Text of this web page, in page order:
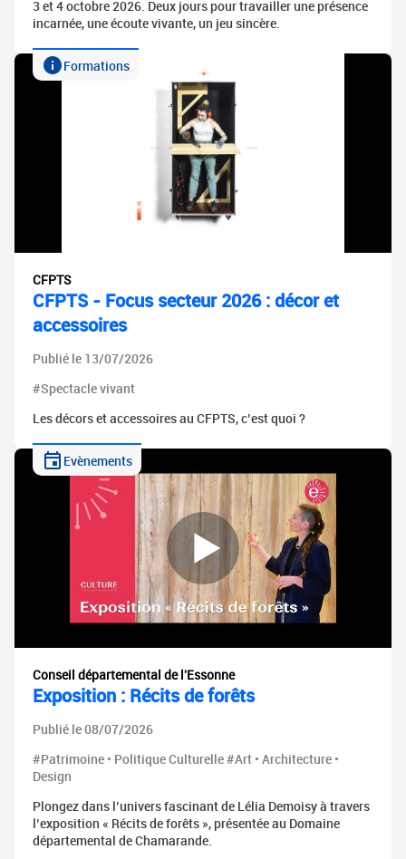
3 et 4 octobre 2026. Deux jours pour travailler une présence
incarnée, une écoute vivante, un jeu sincère.
Formations
CFPTS
CFPTS - Focus secteur 2026 : décor et
accessoires
Publié le 13/07/2026
#Spectacle vivant
Les décors et accessoires au CFPTS, c’est quoi ?
Evènements
Conseil départemental de l'Essonne
Exposition : Récits de forêts
Publié le 08/07/2026
#Patrimoine • Politique Culturelle #Art • Architecture •
Design
Plongez dans l’univers fascinant de Lélia Demoisy à travers
l’exposition « Récits de forêts », présentée au Domaine
départemental de Chamarande.